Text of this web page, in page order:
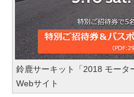
鈴鹿サーキット「2018 モータ
Webサイト